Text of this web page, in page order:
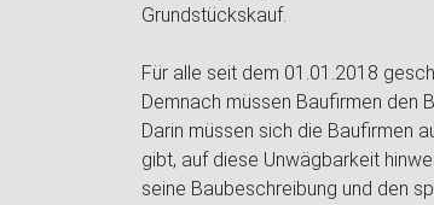
Grundstückskauf.
Für alle seit dem 01.01.2018
Demnach müssen Baufirmen den
Darin müssen sich die Baufirmen
gibt, auf diese Unwägbarkeit
seine Baubeschreibung und den